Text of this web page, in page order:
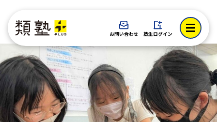
お問い合わせ 塾生ログイン